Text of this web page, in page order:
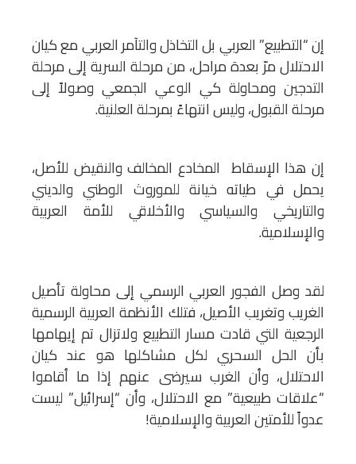
إن “التطبيع” العربي بل التخاذل والتآمر العربي مع كيان
الاحتلال مرّ بعدة مراحل، من مرحلة السرية إلى مرحلة
التدجين ومحاولة كي الوعي الجمعي وصولاً إلى
مرحلة القبول، وليس انتهاءً بمرحلة العلنية.
إن هذا الإسقاط المخادع المخالف والنقيض للأصل،
يحمل في طياته خيانة للموروث الوطني والديني
والتاريخي والسياسي والأخلاقي للأمة العربية
والإسلامية.
لقد وصل الفجور العربي الرسمي إلى محاولة تأصيل
الغريب وتغريب الأصيل، فتلك الأنظمة العربية الرسمية
الرجعية التي قادت مسار التطبيع ولاتزال تم إيهامها
بأن الحل السحري لكل مشاكلها هو عند كيان
الاحتلال، وأن الغرب سيرضى عنهم إذا ما أقاموا
“علاقات طبيعية” مع الاحتلال، وأن “إسرائيل” ليست
عدواً للأمتين العربية والإسلامية!